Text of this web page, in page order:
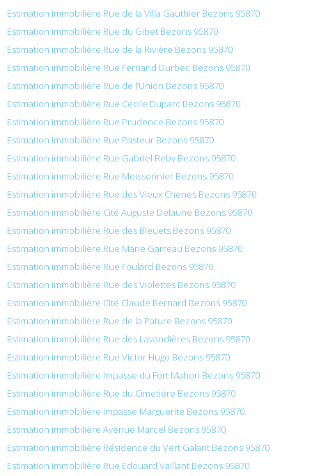
Estimation immobilière Rue de la Villa Gauthier Bezons 95870
Estimation immobilière Rue du Gibet Bezons 95870
Estimation immobilière Rue de la Rivière Bezons 95870
Estimation immobilière Rue Fernand Durbec Bezons 95870
Estimation immobilière Rue de l’Union Bezons 95870
Estimation immobilière Rue Cecile Duparc Bezons 95870
Estimation immobilière Rue Prudence Bezons 95870
Estimation immobilière Rue Pasteur Bezons 95870
Estimation immobilière Rue Gabriel Reby Bezons 95870
Estimation immobilière Rue Meissonnier Bezons 95870
Estimation immobilière Rue des Vieux Chenes Bezons 95870
Estimation immobilière Cité Auguste Delaune Bezons 95870
Estimation immobilière Rue des Bleuets Bezons 95870
Estimation immobilière Rue Marie Garreau Bezons 95870
Estimation immobilière Rue Foulard Bezons 95870
Estimation immobilière Rue des Violettes Bezons 95870
Estimation immobilière Cité Claude Bernard Bezons 95870
Estimation immobilière Rue de la Pature Bezons 95870
Estimation immobilière Rue des Lavandières Bezons 95870
Estimation immobilière Rue Victor Hugo Bezons 95870
Estimation immobilière Impasse du Fort Mahon Bezons 95870
Estimation immobilière Rue du Cimetière Bezons 95870
Estimation immobilière Impasse Marguerite Bezons 95870
Estimation immobilière Avenue Marcel Bezons 95870
Estimation immobilière Résidence du Vert Galant Bezons 95870
Estimation immobilière Rue Édouard Vaillant Bezons 95870